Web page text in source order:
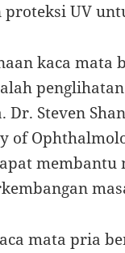
proteksi UV
kaca
Dr. Steven
of
mata pria